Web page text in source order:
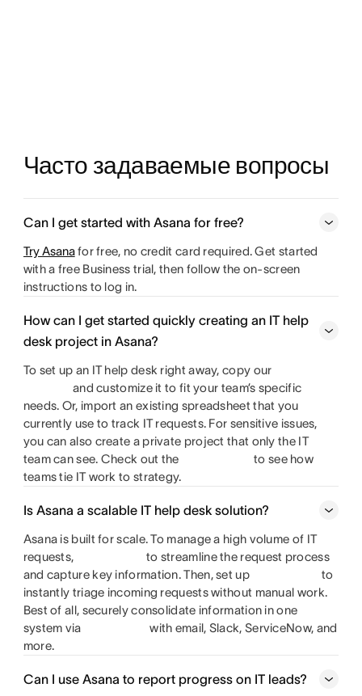
Часто задаваемые вопросы
Can I get started with Asana for free?
Try Asanafor free, no credit card required. Get started
with a free Business trial, then follow the on-screen
instructions to log in.
How can I get started quickly creating an IT help
desk project in Asana?
To set up an IT help desk right away, copy our
and customize it to fit your team’s specific
needs. Or, import an existing spreadsheet that you
currently use to track IT requests. For sensitive issues,
you can also create a private project that only the IT
team can see. Check out the
to see how
teams tie IT work to strategy.
Is Asana a scalable IT help desk solution?
Asana is built for scale. To manage a high volume of IT
requests,
to streamline the request process
and capture key information. Then, set up
to
instantly triage incoming requests without manual work.
Best of all, securely consolidate information in one
system via
with email, Slack, ServiceNow, and
more.
Can I use Asana to report progress on IT leads?